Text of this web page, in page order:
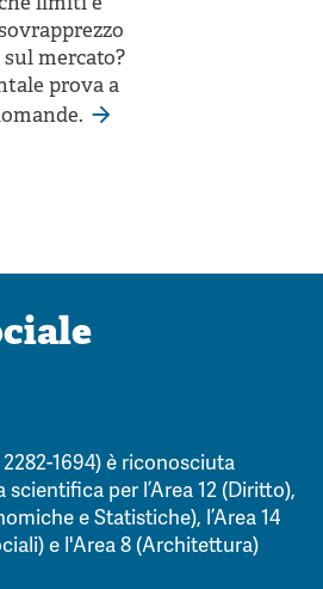
mercato?
prova a
1694) è riconosciuta
per l’Area 12 (Diritto),
e Statistiche), l’Area 14
e l'Area 8 (Architettura)